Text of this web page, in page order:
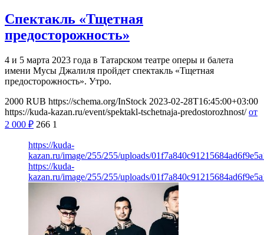
Спектакль «Тщетная
предосторожность»
4 и 5 марта 2023 года в Татарском театре оперы и балета
имени Мусы Джалиля пройдет спектакль «Тщетная
предосторожность». Утро.
2000 RUB https://schema.org/InStock 2023-02-28T16:45:00+03:00
https://kuda-kazan.ru/event/spektakl-tschetnaja-predostorozhnost/ от
2 000 ₽ 266 1
https://kuda-
kazan.ru/image/255/255/uploads/
https://kuda-
kazan.ru/image/255/255/uploads/